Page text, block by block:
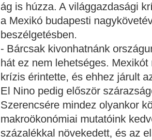
ág is húzza. A világgazdasági
a Mexikó budapesti
beszélgetésben.
- Bárcsak kivonhatnánk
hát ez nem lehetséges.
krízis érintette, és ehhez járult
El Nino pedig először
Szerencsére mindez olyankor
makroökonómiai mutatóink
százalékkal növekedett, és az